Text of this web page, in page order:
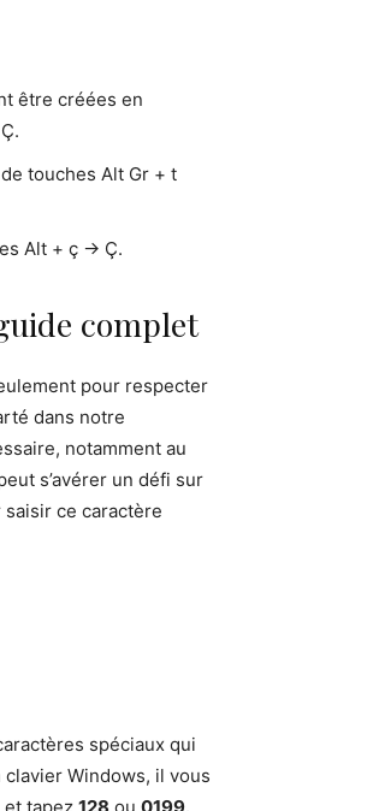
être créées en
touches Alt Gr + t
Alt + ç → Ç.
complet
pour respecter
dans notre
notamment au
s’avérer un défi sur
ce caractère
spéciaux qui
clavier Windows, il vous